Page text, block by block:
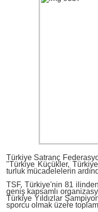
Türkiye Satranç
"Türkiye Küçükler,
turluk mücadelelerin
TSF, Türkiye'nin 81
geniş kapsamlı
Türkiye Yıldızlar
sporcu olmak üzere